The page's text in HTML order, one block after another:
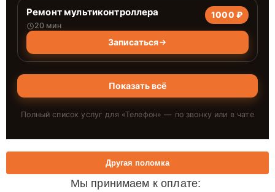
Ремонт мультиконтроллера
20 мин
1000 ₽
Записаться
Показать всё
Полный список услуг для «Телефон» — по звонку или в чате
Мы принимаем к оплате:
Другая поломка